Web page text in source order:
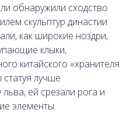
обнаружили сходство
скульптур династии
как широкие ноздри,
клыки,
китайского «хранителя
лучше
ей срезали рога и
элементы.